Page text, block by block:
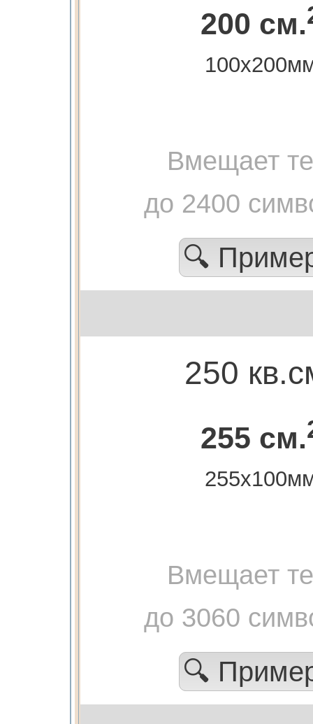
200 см.
Вмещает
до 2400
🔍
250
255 см.
Вмещает
до 3060
🔍